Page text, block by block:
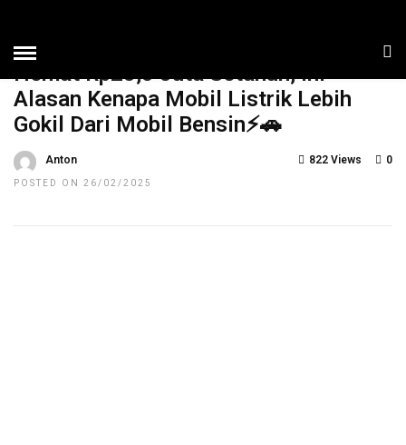
Hemat Rp28,5 Juta Setahun, Ini
Alasan Kenapa Mobil Listrik Lebih
Gokil Dari Mobil Bensin⚡🚗
Anton
POSTED ON 26/02/2025
0
822 Views